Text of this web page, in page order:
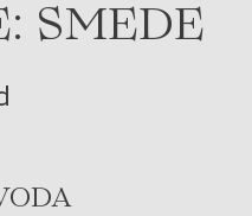
SMEDE